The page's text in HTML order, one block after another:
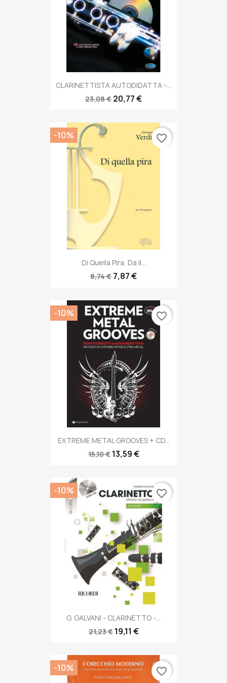
CLARINETTISTA AUTODIDATTA -...
23,08 € 20,77 €
Di Quella Pira, Da Il...
8,74 € 7,87 €
-10% favorite_border
EXTREME METAL GROOVES + CD...
15,10 € 13,59 €
-10% favorite_border
G. GALVANI - CLARINETTO -...
21,23 € 19,11 €
-10% favorite_border
-10% favorite_border